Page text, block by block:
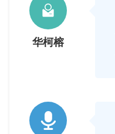

华柯榕
